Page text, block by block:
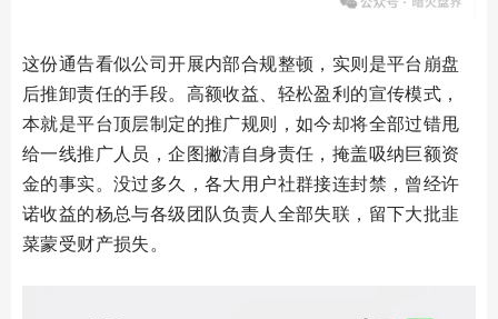
这份通告看似公司开展内部合规整顿，实则是平台崩盘
后推卸责任的手段。高额收益、轻松盈利的宣传模式，
本就是平台顶层制定的推广规则，如今却将全部过错甩
给一线推广人员，企图撇清自身责任，掩盖吸纳巨额资
金的事实。没过多久，各大用户社群接连封禁，曾经许
诺收益的杨总与各级团队负责人全部失联，留下大批韭
菜蒙受财产损失。